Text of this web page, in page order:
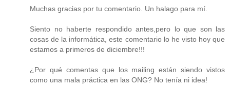
Muchas gracias por tu comentario. Un halago para mí.
Siento no haberte respondido antes,pero lo que son las
cosas de la informática, este comentario lo he visto hoy que
estamos a primeros de diciembre!!!
¿Por qué comentas que los mailing están siendo vistos
como una mala práctica en las ONG? No tenía ni idea!